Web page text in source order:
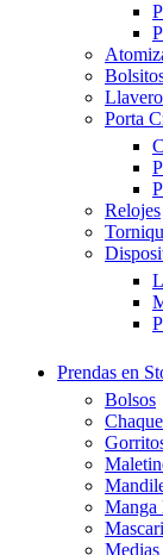
Porta
Relojes
Prendas en
Bolsos
Manga
Medias